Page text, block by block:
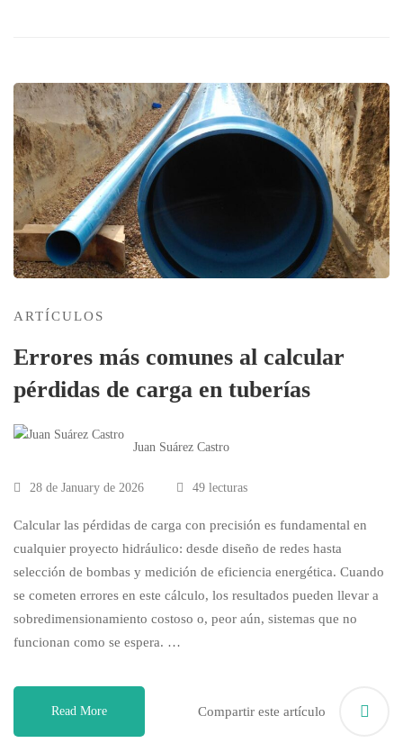
ARTÍCULOS
Errores más comunes al calcular
pérdidas de carga en tuberías
Juan Suárez Castro
28 de January de 2026 49 lecturas
Calcular las pérdidas de carga con precisión es fundamental en
cualquier proyecto hidráulico: desde diseño de redes hasta
selección de bombas y medición de eficiencia energética. Cuando
se cometen errores en este cálculo, los resultados pueden llevar a
sobredimensionamiento costoso o, peor aún, sistemas que no
funcionan como se espera. …
Read More Compartir este artículo